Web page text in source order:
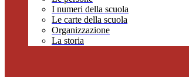
I numeri della scuola
Le carte della scuola
Organizzazione
La storia